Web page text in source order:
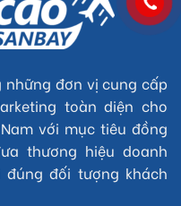
đơn vị cung cấp
toàn diện cho
với mục tiêu đồng
thương hiệu doanh
đối tượng khách